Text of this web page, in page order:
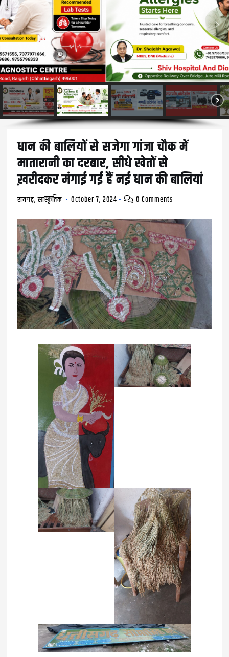
धान की बालियों से सजेगा गांजा चौक में
मातारानी का दरबार, सीधे खेतों से
ख़रीदकर मंगाई गई हैं नई धान की बालियां
रायगढ़,सांस्कृतिक October 7, 2024 0 Comments